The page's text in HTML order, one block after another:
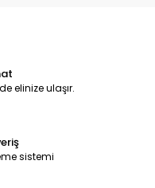
elinize ulaşır.
sistemi